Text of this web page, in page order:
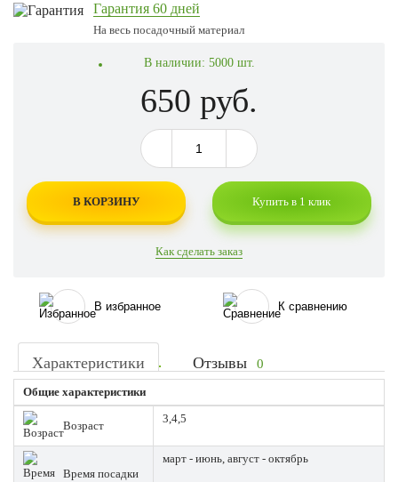
Гарантия 60 дней
На весь посадочный материал
В наличии: 5000 шт.
650 руб.
В КОРЗИНУ Купить в 1 клик
Как сделать заказ
В избранное К сравнению
Характеристики Отзывы 0
Общие характеристики
Возраст
3,4,5
Время посадки
март - июнь, август - октябрь